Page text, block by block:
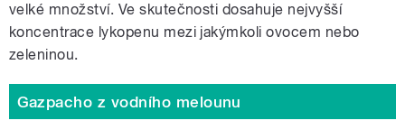
velké množství. Ve skutečnosti dosahuje nejvyšší
koncentrace lykopenu mezi jakýmkoli ovocem nebo
zeleninou.
Gazpacho z vodního melounu